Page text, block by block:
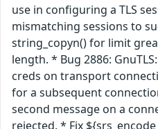
use in configuring a TLS
mismatching sessions to
string_copyn() for limit
length. * Bug 2886:
creds on transport
for a subsequent
second message on a
rejected. * Fix